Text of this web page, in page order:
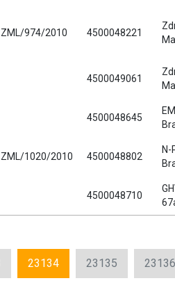
ZML/974/2010 4500048221
4500049061
4500048645
ZML/1020/2010 4500048802
N-
4500048710
23134 23135 23136